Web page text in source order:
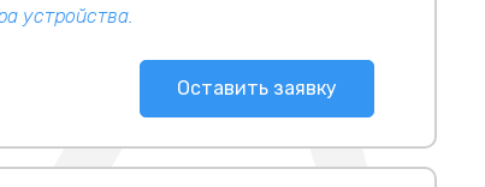
устройства.
Оставить заявку